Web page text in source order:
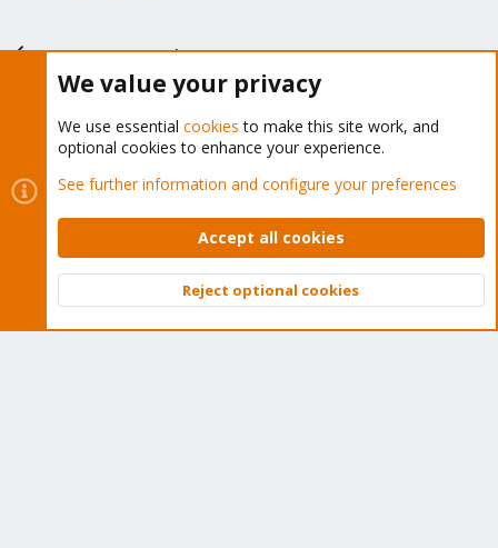
Proxmox VE (Deutsch/German)
The Proxmox community has been around for many years
and offers help and support for Proxmox VE, Proxmox
Backup Server, and Proxmox Mail Gateway.
We think our community is one of the best thanks to people
like you!
Top
We value your privacy
We use essential cookies to make this site work, and
optional cookies to enhance your experience.
See further information and configure your preferences
Accept all cookies
Reject optional cookies